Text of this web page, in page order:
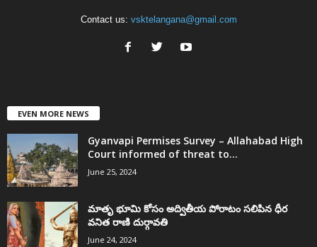
Contact us: vsktelangana@gmail.com
EVEN MORE NEWS
Gyanvapi Permises Survey – Allahabad High
Court informed of threat to...
June 25, 2024
మాతృ భూమి కోసం అద్వితీయ పోరాటం సలిపిన ధీర
వనిత రాణి దుర్గావతి
June 24, 2024